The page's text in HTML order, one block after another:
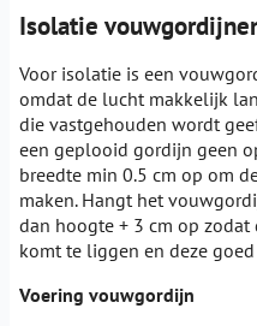
Isolatie
Voor isolatie is een
omdat de lucht makkelijk
die vastgehouden wordt
een geplooid gordijn geen
breedte min 0.5 cm op om
maken. Hangt het
dan hoogte + 3 cm op
komt te liggen en deze
Voering vouwgordijn